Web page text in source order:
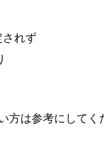
れず
は参考にしてく